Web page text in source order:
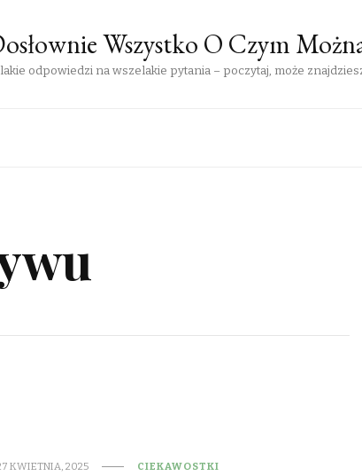
Wszystko O Czym
odpowiedzi na wszelakie pytania – poczytaj, może
KWIETNIA, 2025 CIEKAWOSTKI